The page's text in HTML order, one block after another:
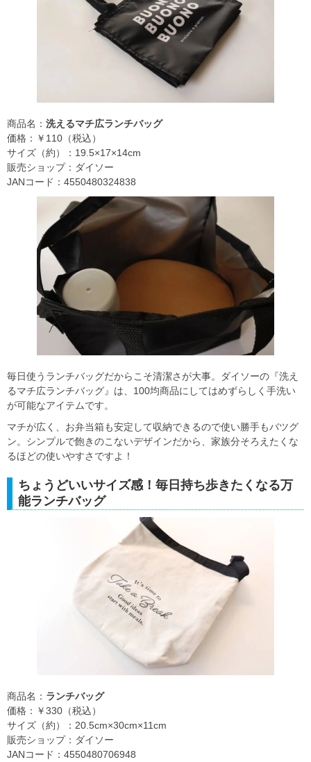
商品名： 洗えるマチ広ランチバッグ
価格：￥110（税込）
サイズ（約）：19.5×17×14cm
販売ショップ：ダイソー
JANコード：4550480324838
毎日使うランチバッグだからこそ清潔さが大事。ダイソーの『洗え
るマチ広ランチバッグ』は、100均商品にしてはめずらしく手洗い
が可能なアイテムです。
マチが広く、お弁当箱も安定して収納できるので使い勝手もバツグ
ン。シンプルで飽きのこないデザインだから、家族分そろえたくな
るほどの使いやすさですよ！
ちょうどいいサイズ感！毎日持ち歩きたくなる万
能ランチバッグ
商品名： ランチバッグ
価格：￥330（税込）
サイズ（約）：20.5cm×30cm×11cm
販売ショップ：ダイソー
JANコード：4550480706948